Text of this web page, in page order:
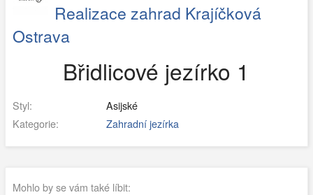
Realizace zahrad Krajíčková
Ostrava
Břidlicové jezírko 1
Styl:
Asijské
Kategorie:
Zahradní jezírka
Mohlo by se vám také líbit: